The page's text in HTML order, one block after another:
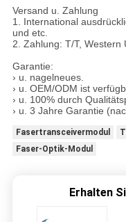
Versand u. Zahlung
1. International
und etc.
2. Zahlung: T/T, Western
Garantie:
› u. nagelneues.
› u. OEM/ODM ist
› u. 100% durch
› u. 3 Jahre Garantie
Fasertransceivermodul
Faser-Optik-Modul
Erhalten